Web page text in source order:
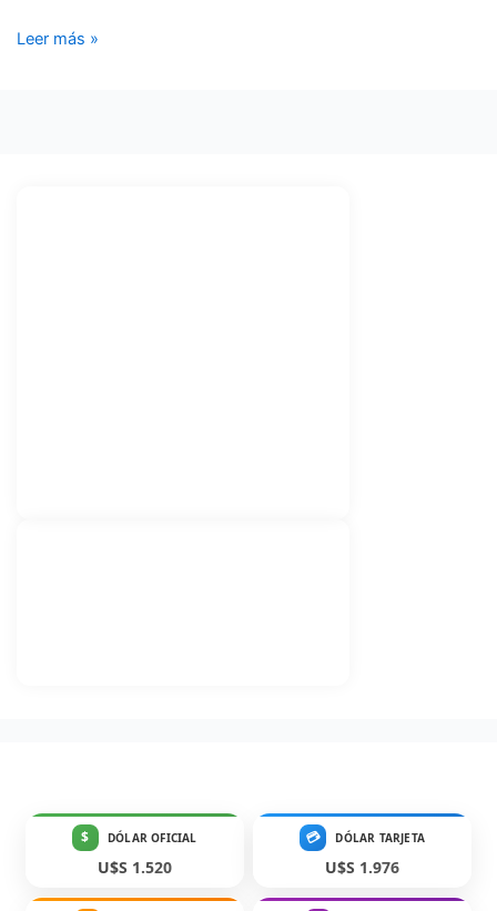
Leer más »
$ DÓLAR OFICIAL
U$S 1.520
💳 DÓLAR TARJETA
U$S 1.976